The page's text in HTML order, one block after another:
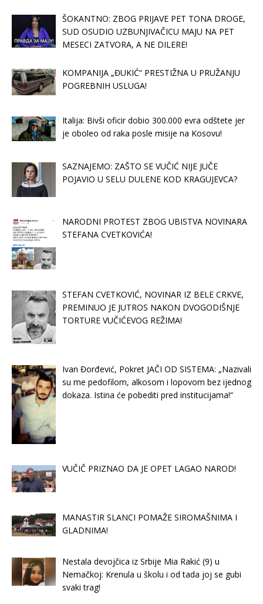
ŠOKANTNO: ZBOG PRIJAVE PET TONA DROGE,
SUD OSUDIO UZBUNJIVAČICU MAJU NA PET
MESECI ZATVORA, A NE DILERE!
KOMPANIJA „ĐUKIĆ“ PRESTIŽNA U PRUŽANJU
POGREBNIH USLUGA!
Italija: Bivši oficir dobio 300.000 evra odštete jer
je oboleo od raka posle misije na Kosovu!
SAZNAJEMO: ZAŠTO SE VUČIĆ NIJE JUČE
POJAVIO U SELU DULENE KOD KRAGUJEVCA?
NARODNI PROTEST ZBOG UBISTVA NOVINARA
STEFANA CVETKOVIĆA!
STEFAN CVETKOVIĆ, NOVINAR IZ BELE CRKVE,
PREMINUO JE JUTROS NAKON DVOGODIŠNJE
TORTURE VUČIĆEVOG REŽIMA!
Ivan Đorđević, Pokret JAČI OD SISTEMA: „Nazivali
su me pedofilom, alkosom i lopovom bez ijednog
dokaza. Istina će pobediti pred institucijama!“
VUČIČ PRIZNAO DA JE OPET LAGAO NAROD!
MANASTIR SLANCI POMAŽE SIROMAŠNIMA I
GLADNIMA!
Nestala devojčica iz Srbije Mia Rakić (9) u
Nemačkoj: Krenula u školu i od tada joj se gubi
svaki trag!